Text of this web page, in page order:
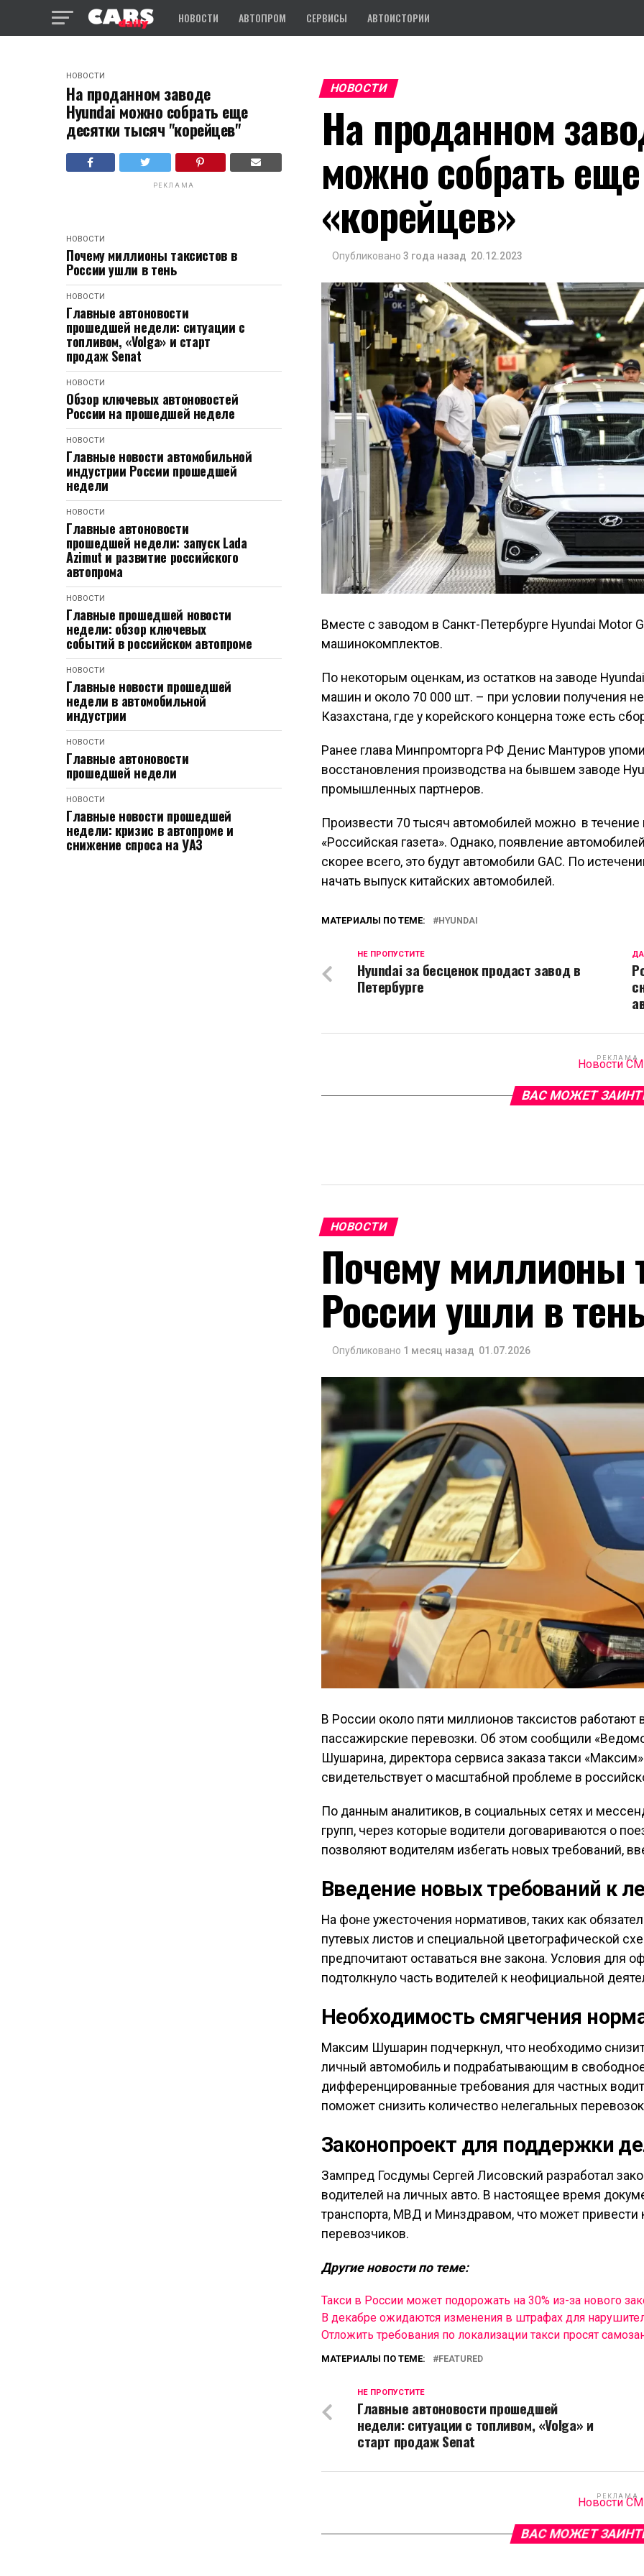
НОВОСТИ АВТОПРОМ СЕРВИСЫ АВТОИСТОРИИ
НОВОСТИ
На проданном заводе
Hyundai можно собрать еще
десятки тысяч "корейцев"
РЕКЛАМА
НОВОСТИ
Почему миллионы таксистов в
России ушли в тень
НОВОСТИ
Главные автоновости
прошедшей недели: ситуации с
топливом, «Volga» и старт
продаж Senat
НОВОСТИ
Обзор ключевых автоновостей
России на прошедшей неделе
НОВОСТИ
Главные новости автомобильной
индустрии России прошедшей
недели
НОВОСТИ
Главные автоновости
прошедшей недели: запуск Lada
Azimut и развитие российского
автопрома
НОВОСТИ
Главные прошедшей новости
недели: обзор ключевых
событий в российском автопроме
НОВОСТИ
Главные новости прошедшей
недели в автомобильной
индустрии
НОВОСТИ
Главные автоновости
прошедшей недели
НОВОСТИ
Главные новости прошедшей
недели: кризис в автопроме и
снижение спроса на УАЗ
НОВОСТИ
На проданном
можно собрать
«корейцев»
Опубликовано 3 года назад 20.12.2023
Вместе с заводом в Санкт-Петербурге Hyundai Motor
машинокомплектов.
По некоторым оценкам, из остатков на заводе
машин и около 70 000 шт. – при условии получения
Казахстана, где у корейского концерна тоже есть
Ранее глава Минпромторга РФ Денис Мантуров
восстановления производства на бывшем заводе
промышленных партнеров.
Произвести 70 тысяч автомобилей можно в течение
«Российская газета». Однако, появление
скорее всего, это будут автомобили GAC. По
начать выпуск китайских автомобилей.
МАТЕРИАЛЫ ПО ТЕМЕ: HYUNDAI
НЕ ПРОПУСТИТЕ
Hyundai за бесценок продаст завод в
Петербурге
РЕКЛАМА
Новости
ВАС МОЖЕТ
НОВОСТИ
Почему миллионы
России ушли в
Опубликовано 1 месяц назад 01.07.2026
В России около пяти миллионов таксистов
пассажирские перевозки. Об этом сообщили
Шушарина, директора сервиса заказа такси
свидетельствует о масштабной проблеме в
По данным аналитиков, в социальных сетях и
групп, через которые водители договариваются о
позволяют водителям избегать новых требований,
Введение новых требований к
На фоне ужесточения нормативов, таких как
путевых листов и специальной цветографической
предпочитают оставаться вне закона. Условия для
подтолкнуло часть водителей к неофициальной
Необходимость смягчения
Максим Шушарин подчеркнул, что необходимо
личный автомобиль и подрабатывающим в
дифференцированные требования для частных
поможет снизить количество нелегальных
Законопроект для поддержки
Зампред Госдумы Сергей Лисовский разработал
водителей на личных авто. В настоящее время
транспорта, МВД и Минздравом, что может привести
перевозчиков.
Другие новости по теме:
Такси в России может подорожать на 30% из-за нового
В декабре ожидаются изменения в штрафах для
Отложить требования по локализации такси просят
МАТЕРИАЛЫ ПО ТЕМЕ: FEATURED
НЕ ПРОПУСТИТЕ
Главные автоновости прошедшей
недели: ситуации с топливом, «Volga» и
старт продаж Senat
РЕКЛАМА
Новости
ВАС МОЖЕТ